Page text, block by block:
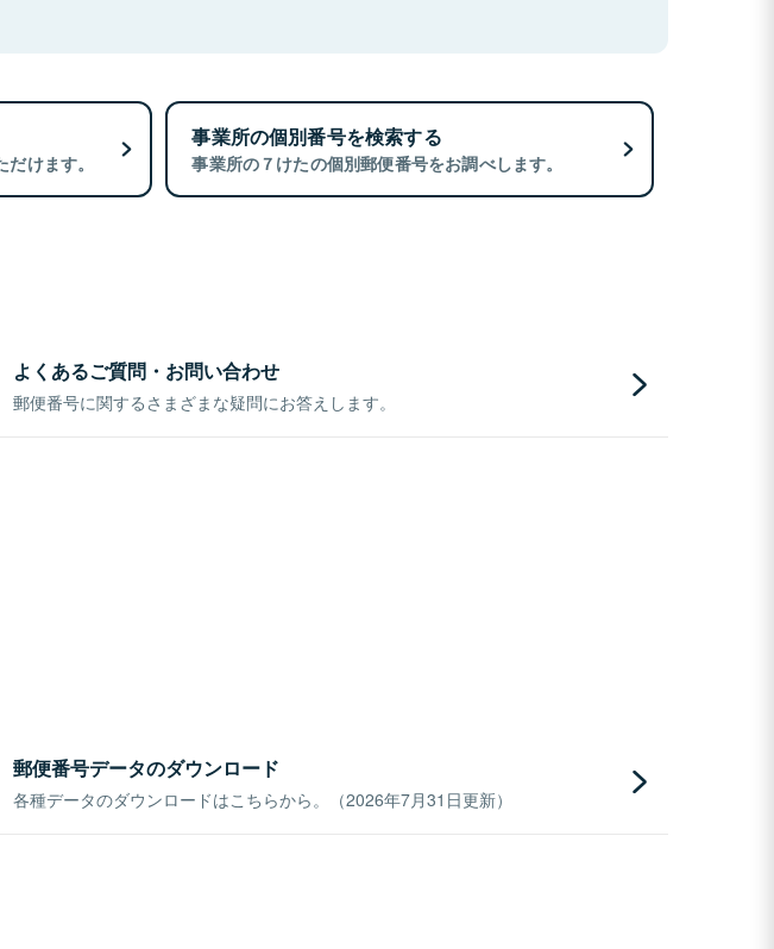
けます。
事業所の個別番号を検索する
事業所の７けたの個別郵便番号をお調べします。
よくあるご質問・お問い合わせ
郵便番号に関するさまざまな疑問にお答えします。
郵便番号データのダウンロード
各種データのダウンロードはこちらから。（2026年7月31日更新）